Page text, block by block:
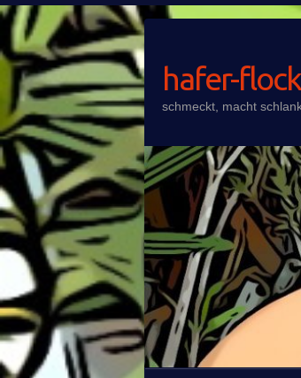
Skip
content
hafer-
schmeckt, macht